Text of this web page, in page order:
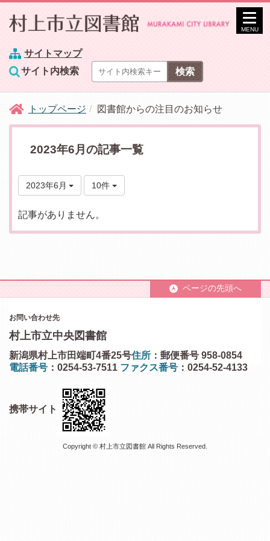
サイトマップ
サイト内検索
MENU
トップページ 図書館からの注目のお知らせ
2023年6月の記事一覧
2023年6月 10件
記事がありません。
ページの先頭へ
お問い合わせ先
村上市立中央図書館
住所 ：郵便番号 958-0854
新潟県村上市田端町4番25号
電話番号 ：0254-53-7511 ファクス番号 ：0254-52-4133
携帯サイト
Copyright © 村上市立図書館 All Rights Reserved.